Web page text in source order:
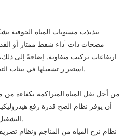
تتذبذب مستويات المياه الجوفية
مضخات ذات أداء شفط ممتاز أو
ارتفاعات تركيب متفاوتة. إضافةً إلى
استقرار تشغيلها في بيئات التعدين الرطبة والمغبرة والصعبة.
من أجل نقل المياه المتراكمة بكفاءة
أن يوفر نظام الضخ قدرة رفع
التشغيل لمسافات طويلة وبضغط عالٍ.